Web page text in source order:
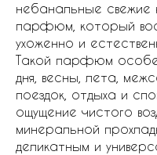
небанальные свежие
парфюм, который
ухоженно и
Такой парфюм
дня, весны, лета,
поездок, отдыха и
ощущение чистого
минеральной
деликатным и